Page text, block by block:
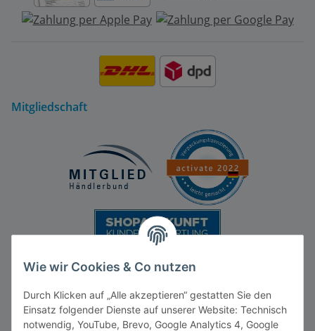
Wie wir Cookies & Co nutzen
Durch Klicken auf „Alle akzeptieren“ gestatten Sie den
Einsatz folgender Dienste auf unserer Website: Technisch
notwendig, YouTube, Brevo, Google Analytics 4, Google
Mitgliedschaft